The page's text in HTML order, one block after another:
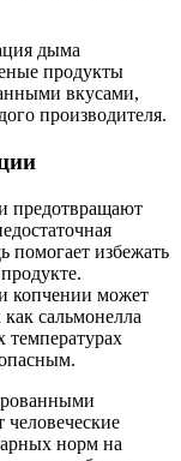
дыма
продукты
вкусами,
производителя.
предотвращают
помогает избежать
копчении может
сальмонелла
норм на